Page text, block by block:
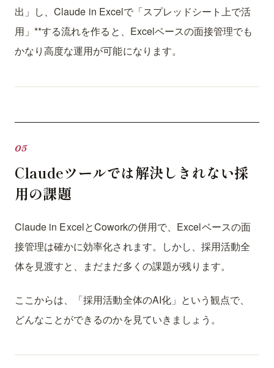
出」し、Claude in Excelで「スプレッドシート上で活
用」**する流れを作ると、Excelベースの面接管理でも
かなり高度な運用が可能になります。
Claudeツールでは解決しきれない採
用の課題
Claude in ExcelとCoworkの併用で、Excelベースの面
接管理は確かに効率化されます。しかし、採用活動全
体を見渡すと、まだまだ多くの課題が残ります。
ここからは、「採用活動全体のAI化」という観点で、
どんなことができるのかを見ていきましょう。